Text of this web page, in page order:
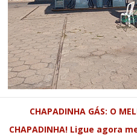
CHAPADINHA GÁS: O
CHAPADINHA! Ligue agora